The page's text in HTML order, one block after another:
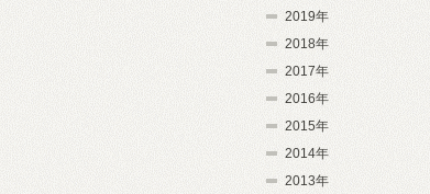
2019年
2018年
2017年
2016年
2015年
2014年
2013年